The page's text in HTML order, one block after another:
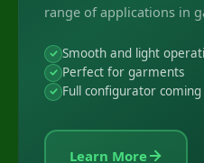
range of applications in
Smooth and light
Perfect for garments
Full configurator coming
Learn More